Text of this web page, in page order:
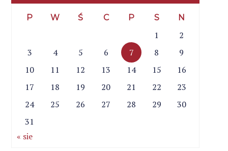
P W Ś C P S N
1
2
3
4 5 6 7 8
9
10
11 12 13 14 15
16
17
18 19 20 21 22
23
24
25 26 27 28 29
30
31
« sie